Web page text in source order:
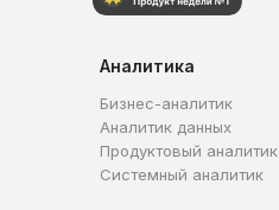
Аналитика
Бизнес-аналитик
Аналитик данных
Продуктовый аналитик
Системный аналитик